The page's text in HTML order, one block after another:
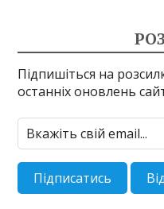
Підпишіться на
останніх оновлень